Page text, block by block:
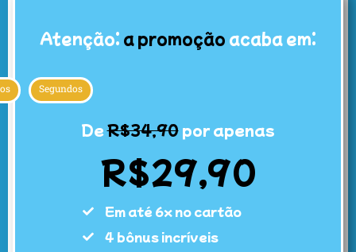
Atenção: a promoção acaba em:
Segundos
DeR$34,90por apenas
R$29,90
Em até 6x no cartão
4 bônus incríveis